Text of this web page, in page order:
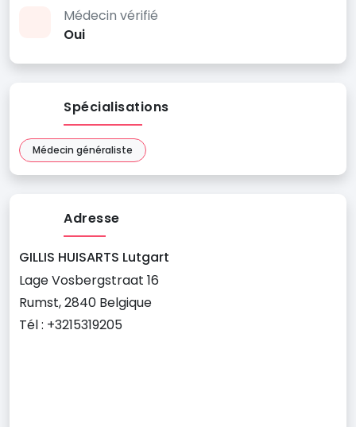
Médecin vérifié
Oui
Spécialisations
Médecin généraliste
Adresse
GILLIS HUISARTS Lutgart
Lage Vosbergstraat 16
Rumst, 2840 Belgique
Tél : +3215319205